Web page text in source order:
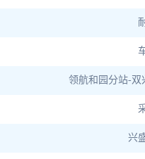
领航和园分站-双
兴